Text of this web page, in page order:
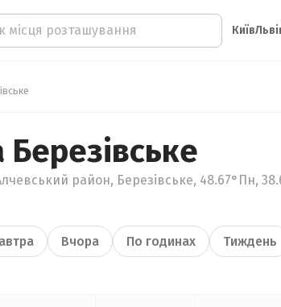
Київ
район, Березівське, 48.67°Пн,
Вчора По годинах Тиждень